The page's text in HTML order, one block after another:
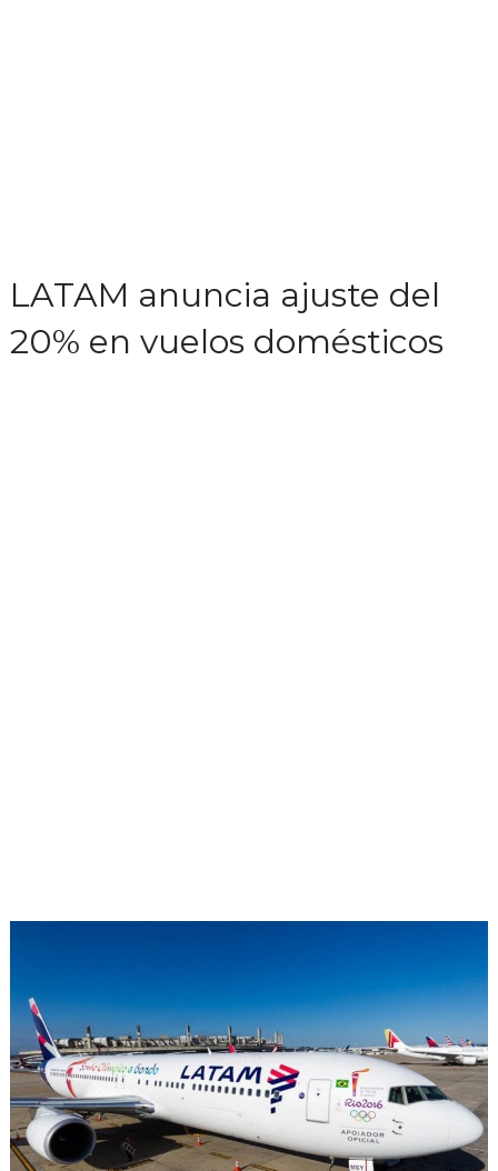
LATAM anuncia ajuste del
20% en vuelos domésticos